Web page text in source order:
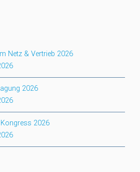
Netz & Vertrieb 2026
2026
2026